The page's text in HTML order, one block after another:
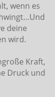
wenn es
deine
wird.
Kraft,
Druck und